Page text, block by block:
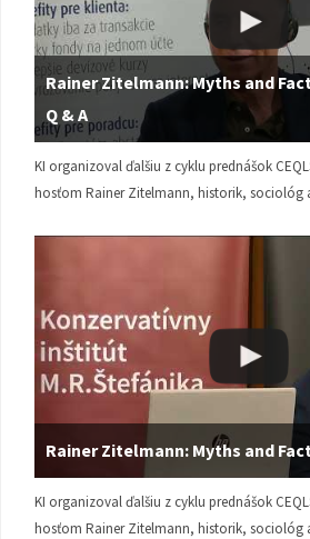
Rainer Zitelmann: Myths and
Q & A
KI organizoval ďalšiu z cyklu prednášok
hosťom Rainer Zitelmann, historik,
Rainer Zitelmann: Myths and
KI organizoval ďalšiu z cyklu prednášok
hosťom Rainer Zitelmann, historik,